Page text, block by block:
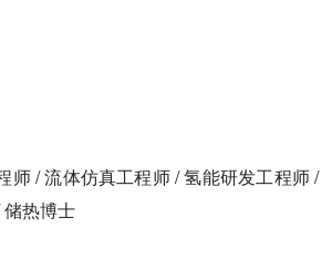
师 / 流体仿真工程师 / 氢能研发工程师 /
热博士